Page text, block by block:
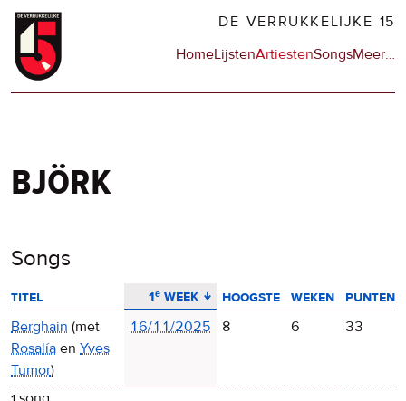
Overslaan
naar
DE VERRUKKELIJKE 15
Hoofdnavigatie
HomeLijstenArtiestenSongsMeerop
…
björk
Songs
titel 1ᵉ week
aflopend sorteren hoogste weken
punten
Berghain (met
Rosalía en Yves
Tumor)
16/11/2025 8 6 33